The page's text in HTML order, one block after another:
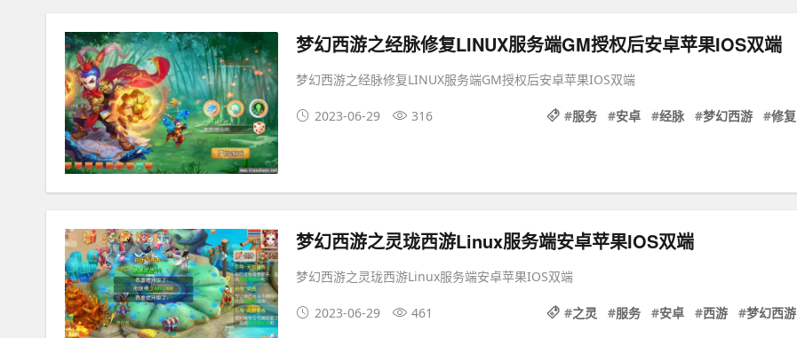
梦幻西游之经脉修复LINUX服务端GM授权后安卓苹果IOS双端
梦幻西游之经脉修复LINUX服务端GM授权后安卓苹果IOS双端
2023-06-29 316 #服务 #安卓 #经脉 #梦幻西游 #修复
梦幻西游之灵珑西游Linux服务端安卓苹果IOS双端
梦幻西游之灵珑西游Linux服务端安卓苹果IOS双端
2023-06-29 461 #之灵 #服务 #安卓 #西游 #梦幻西游